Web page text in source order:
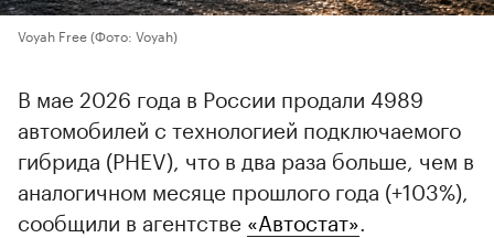
Voyah Free(Фото: Voyah)
В мае 2026 года в России продали 4989
автомобилей с технологией подключаемого
гибрида (PHEV), что в два раза больше, чем в
аналогичном месяце прошлого года (+103%),
сообщили в агентстве «Автостат»